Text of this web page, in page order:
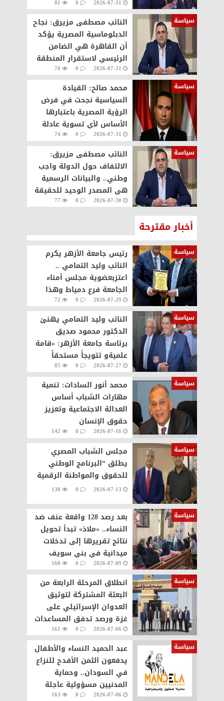
القاهرة كصانعة للسلام
2026-07-31
0
81
سياسة
النائب مصطفى مزيرق: نجاح
الدبلوماسية المصرية يؤكد
أن القاهرة هي الضامن
الرئيسي لاستقرار المنطقة
وحماية الحقوق الفلسطينية
2026-07-31
0
78
سياسة
محمد صالح: القيادة
السياسية نجحت في فرض
الرؤية المصرية باعتبارها
الأساس لأي تسوية عادلة
للقضية الفلسطينية
2026-07-31
0
74
سياسة
النائب مصطفى مزيرق:
الالتفاف حول الدولة واجب
وطني.. والبيانات الرسمية
هي المصدر الوحيد للحقيقة
2026-07-30
0
77
أخبار مقترحة
سياسة
رئيس جامعة الأزهر يكرم
النائب وليد التمامي ..
اعتزبعضوية مجلس أمناء
الجامعة فرع دمياط وهذا
التكريم وسام علي صدري
2026-07-29
0
72
سياسة
النائب وليد التمامي يهنئ
الدكتور محمود صديق
برئاسة جامعة الأزهر: «قامة
علميةو تتويجاً مستحقاً
لمسيرة حافلة بالإنجازات
2026-07-27
0
85
سياسة
محمد أنور السادات: تنمية
مهارات الشباب أساس
العدالة الاجتماعية وتعزيز
حقوق الإنسان
2026-07-16
0
142
سياسة
مجلس الشباب المصري
يطلق “البرنامج الوطني
للحقوق والمواطنة الرقمية
2026-07-13
0
130
سياسة
بعد رصد 128 واقعة عنف ضد
النساء.. «ملاذ» تبدأ تحويل
نتائج تقريرها إلى تدخلات
ميدانية في بني سويف
2026-07-09
0
160
سياسة
انطلاق المرحلة الرابعة من
البعثة المشتركة لتوثيق
العدوان الإسرائيلي على
غزة ورصد تدفق المساعدات
والجرحى
2026-07-06
0
161
سياسة
عبد الحميد النساء والأطفال
يدفعون الثمن الأفدح للنزاع
في السودان.. وحماية
المدنيين مسؤولية عاجلة
2026-07-06
0
163